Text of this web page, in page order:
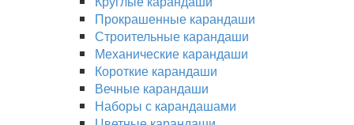
Прокрашенные карандаши
Строительные карандаши
Механические карандаши
Короткие карандаши
Вечные карандаши
Наборы с карандашами